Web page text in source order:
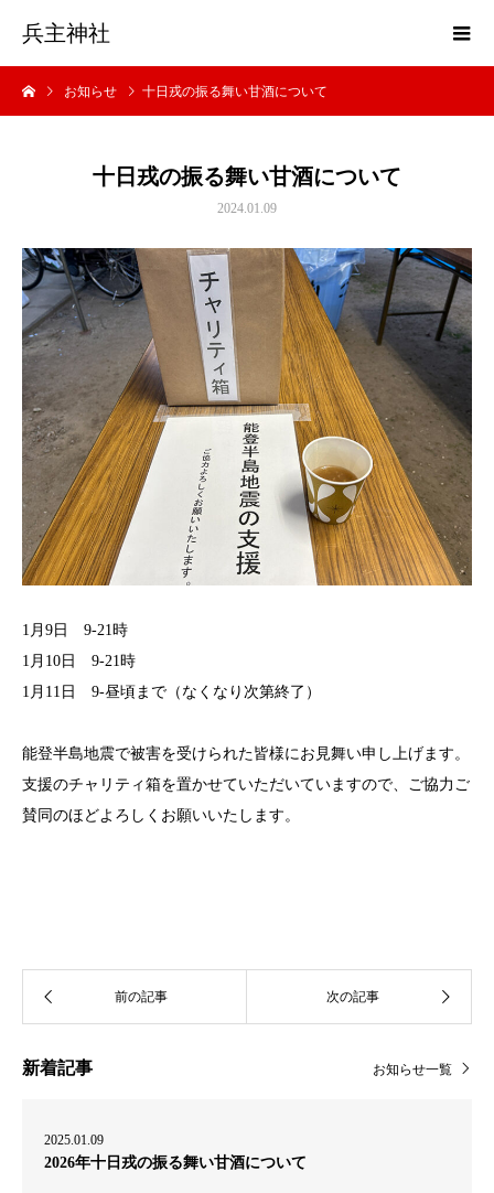
兵主神社
お知らせ 十日戎の振る舞い甘酒について
十日戎の振る舞い甘酒について
2024.01.09
1月9日 9-21時
1月10日 9-21時
1月11日 9-昼頃まで（なくなり次第終了）
能登半島地震で被害を受けられた皆様にお見舞い申し上げます。
支援のチャリティ箱を置かせていただいていますので、ご協力ご
賛同のほどよろしくお願いいたします。
新着記事 お知らせ一覧
2025.01.09
2026年十日戎の振る舞い甘酒について